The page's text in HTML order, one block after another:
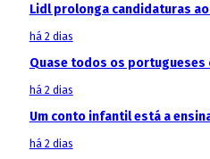
Lidl prolonga candidaturas ao
há 2 dias
Quase todos os portugueses
há 2 dias
Um conto infantil está a
há 2 dias